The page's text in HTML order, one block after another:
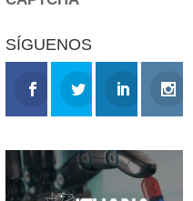
SÍGUENOS